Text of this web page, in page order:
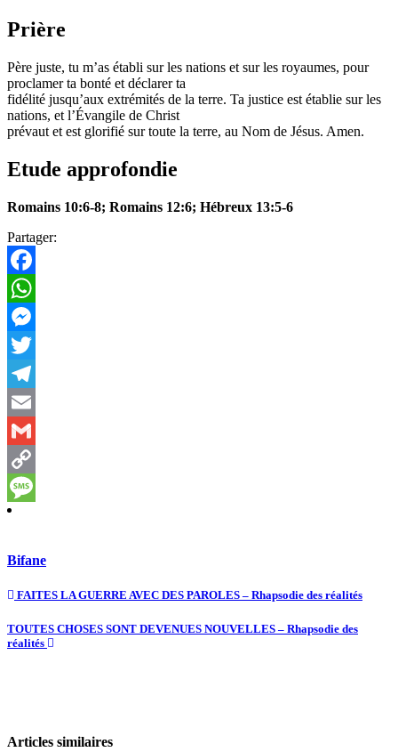
Prière
Père juste, tu m’as établi sur les nations et sur les royaumes, pour
proclamer ta bonté et déclarer ta
fidélité jusqu’aux extrémités de la terre. Ta justice est établie sur les
nations, et l’Évangile de Christ
prévaut et est glorifié sur toute la terre, au Nom de Jésus. Amen.
Etude approfondie
Romains 10:6-8; Romains 12:6; Hébreux 13:5-6
Partager:
Facebook
WhatsApp
Messenger
Twitter
Telegram
Email
Gmail
Copy
Link
Message
Bifane
FAITES LA GUERRE AVEC DES PAROLES – Rhapsodie des réalités
TOUTES CHOSES SONT DEVENUES NOUVELLES – Rhapsodie des
réalités
Articles similaires